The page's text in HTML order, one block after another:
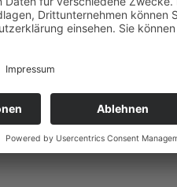
-S- C 5 40- 50, 700